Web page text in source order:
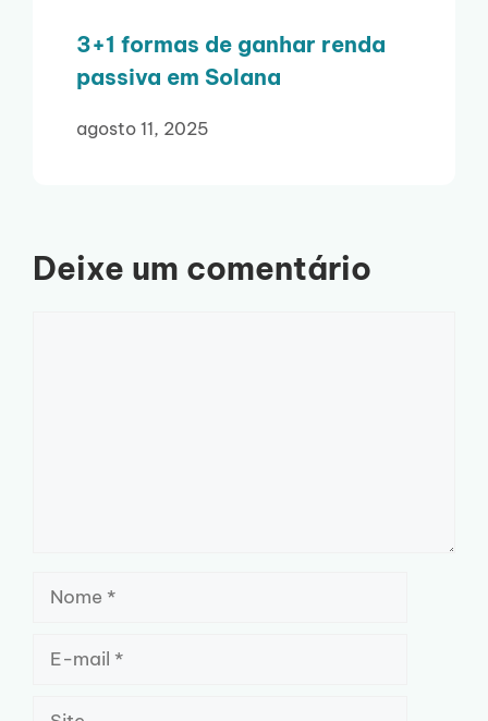
3+1 formas de ganhar renda
passiva em Solana
agosto 11, 2025
Deixe um comentário
mail
Site